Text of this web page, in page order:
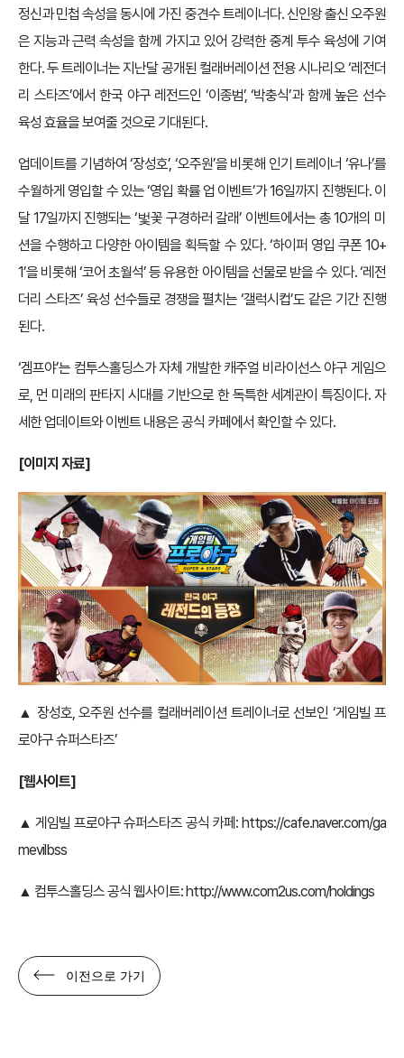
정신과 민첩 속성을 동시에 가진 중견수 트레이너다. 신인왕 출신 오주원
은 지능과 근력 속성을 함께 가지고 있어 강력한 중계 투수 육성에 기여
한다. 두 트레이너는 지난달 공개된 컬래버레이션 전용 시나리오 ‘레전더
리 스타즈’에서 한국 야구 레전드인 ‘이종범’, ‘박충식’과 함께 높은 선수
육성 효율을 보여줄 것으로 기대된다.
업데이트를 기념하여 ‘장성호’, ‘오주원’을 비롯해 인기 트레이너 ‘유나’를
수월하게 영입할 수 있는 ‘영입 확률 업 이벤트’가 16일까지 진행된다. 이
달 17일까지 진행되는 ‘벛꽃 구경하러 갈래’ 이벤트에서는 총 10개의 미
션을 수행하고 다양한 아이템을 획득할 수 있다. ‘하이퍼 영입 쿠폰 10+
1’을 비롯해 ‘코어 초월석’ 등 유용한 아이템을 선물로 받을 수 있다. ‘레전
더리 스타즈’ 육성 선수들로 경쟁을 펼치는 ‘갤럭시컵’도 같은 기간 진행
된다.
‘겜프야’는 컴투스홀딩스가 자체 개발한 캐주얼 비라이선스 야구 게임으
로, 먼 미래의 판타지 시대를 기반으로 한 독특한 세계관이 특징이다. 자
세한 업데이트와 이벤트 내용은 공식 카페에서 확인할 수 있다.
[이미지 자료]
▲ 장성호, 오주원 선수를 컬래버레이션 트레이너로 선보인 ‘게임빌 프
로야구 슈퍼스타즈’
[웹사이트]
▲ 게임빌 프로야구 슈퍼스타즈 공식 카페: https://cafe.naver.com/ga
mevilbss
▲ 컴투스홀딩스 공식 웹사이트:http://www.com2us.com/holdings
이전으로 가기